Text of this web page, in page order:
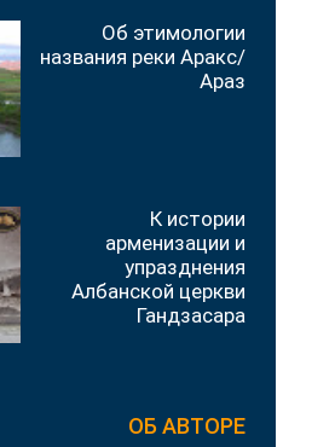
Об этимологии
названия реки Аракс/
Араз
К истории
арменизации и
упразднения
Албанской церкви
Гандзасара
ОБ АВТОРЕ